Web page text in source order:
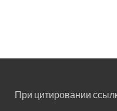
При цитировании